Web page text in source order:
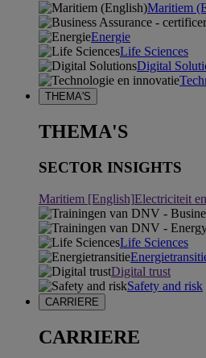
Maritiem
Energie
Life Sciences
Digital
THEMA'S
THEMA'S
SECTOR INSIGHTS
Maritiem [English]Electriciteit
Life Sciences
Digital trust
Safety and risk
CARRIERE
CARRIERE